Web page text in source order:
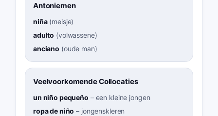
Antoniemen
niña(meisje)
adulto (volwassene)
anciano (oude man)
Veelvoorkomende Collocaties
un niño pequeño – een kleine jongen
ropa de niño – jongenskleren